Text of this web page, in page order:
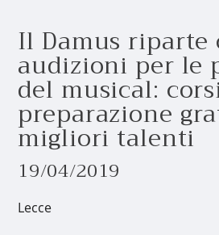
Il Damus riparte
audizioni per le
del musical:
preparazione
migliori talenti
19/04/2019
Lecce